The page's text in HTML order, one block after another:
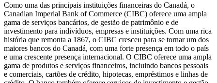
Como uma das principais instituições financeiras do Canadá, o
Canadian Imperial Bank of Commerce (CIBC) oferece uma ampla
gama de serviços bancários, de gestão de patrimônio e de
investimento para indivíduos, empresas e instituições. Com uma rica
história que remonta a 1867, o CIBC cresceu para se tornar um dos
maiores bancos do Canadá, com uma forte presença em todo o país
e uma crescente presença internacional. O CIBC oferece uma ampla
gama de produtos e serviços financeiros, incluindo bancos pessoais
e comerciais, cartões de crédito, hipotecas, empréstimos e linhas de